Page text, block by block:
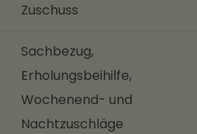
Zuschuss
Sachbezug,
Erholungsbeihilfe,
Wochenend- und
Nachtzuschläge